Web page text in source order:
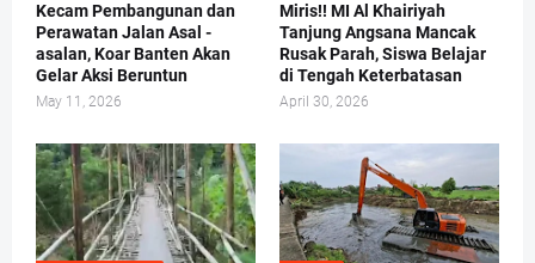
Kecam Pembangunan dan
Perawatan Jalan Asal -
asalan, Koar Banten Akan
Gelar Aksi Beruntun
May 11, 2026
Miris!! MI Al Khairiyah
Tanjung Angsana Mancak
Rusak Parah, Siswa Belajar
di Tengah Keterbatasan
April 30, 2026